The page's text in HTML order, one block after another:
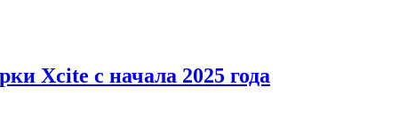
Xcite с начала 2025 года